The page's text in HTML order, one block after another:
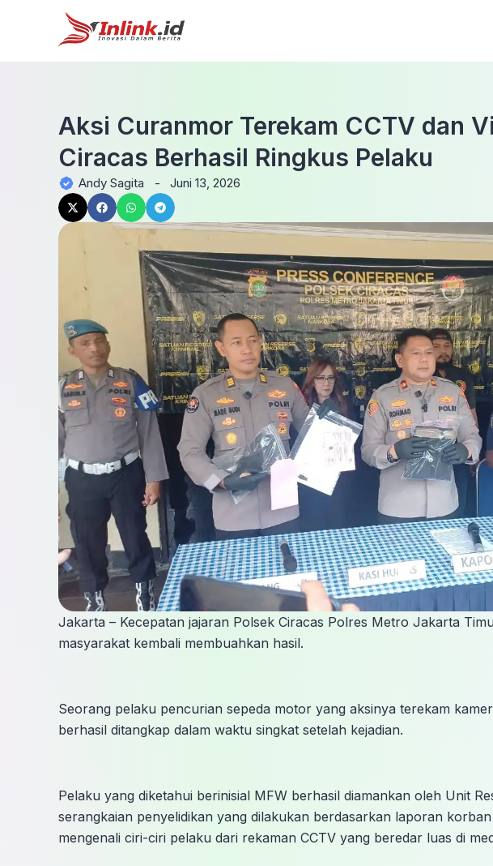
Aksi Curanmor Terekam CCTV dan
Ciracas Berhasil Ringkus Pelaku
Andy Sagita - Juni 13, 2026
Jakarta – Kecepatan jajaran Polsek Ciracas Polres Metro Jakarta
masyarakat kembali membuahkan hasil.
Seorang pelaku pencurian sepeda motor yang aksinya terekam
berhasil ditangkap dalam waktu singkat setelah kejadian.
Pelaku yang diketahui berinisial MFW berhasil diamankan oleh Unit
serangkaian penyelidikan yang dilakukan berdasarkan laporan
mengenali ciri-ciri pelaku dari rekaman CCTV yang beredar luas di